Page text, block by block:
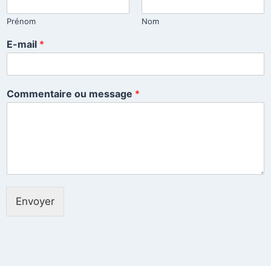
Prénom Nom
E-mail *
Commentaire ou message *
Envoyer